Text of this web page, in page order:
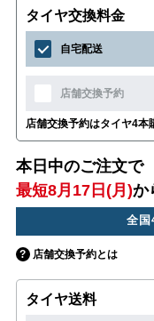
タイヤ交換料金
自宅配送
店舗交換予約
店舗交換予約はタイヤ4本
本日中のご注文で
最短8月17日(月)か
全国
店舗交換予約とは
タイヤ送料